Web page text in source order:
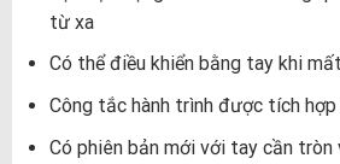
từ xa
Có thể điều khiển bằng tay khi
Công tắc hành trình được tích
Có phiên bản mới với tay cần tròn